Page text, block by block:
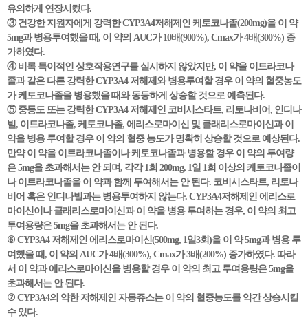
유의하게 연장시켰다.
③ 건강한 지원자에게 강력한 CYP3A4저해제인 케토코나졸(200mg)을 이 약
5mg과 병용투여했을 때, 이 약의 AUC가 10배(900%), Cmax가 4배(300%) 증
가하였다.
④ 비록 특이적인 상호작용연구를 실시하지 않았지만, 이 약을 이트라코나
졸과 같은 다른 강력한 CYP3A4 저해제와 병용투여할 경우 이 약의 혈중농도
가 케토코나졸을 병용했을 때와 동등하게 상승할 것으로 예측된다.
⑤ 중등도 또는 강력한 CYP3A4 저해제인 코비시스타트, 리토나비어, 인디나
빌, 이트라코나졸, 케토코나졸, 에리스로마이신 및 클래리스로마이신과 이
약을 병용 투여할 경우 이 약의 혈중 농도가 명확히 상승할 것으로 예상된다.
만약 이 약을 이트라코나졸이나 케토코나졸과 병용할 경우 이 약의 투여량
은 5mg을 초과해서는 안 되며, 각각 1회 200mg, 1일 1회 이상의 케토코나졸이
나 이트라코나졸을 이 약과 함께 투여해서는 안 된다. 코비시스타트, 리토나
비어 혹은 인디나빌과는 병용투여하지 않는다. CYP3A4저해제인 에리스로
마이신이나 클래리스로마이신과 이 약을 병용 투여하는 경우, 이 약의 최고
투여용량은 5mg을 초과해서는 안 된다.
⑥ CYP3A4 저해제인 에리스로마이신(500mg, 1일3회)을 이 약 5mg과 병용 투
여했을 때, 이 약의 AUC가 4배(300%), Cmax가 3배(200%) 증가하였다. 따라
서 이 약과 에리스로마이신을 병용할 경우 이 약의 최고 투여용량은 5mg을
초과해서는 안 된다.
⑦ CYP3A4의 약한 저해제인 자몽쥬스는 이 약의 혈중농도를 약간 상승시킬
수 있다.